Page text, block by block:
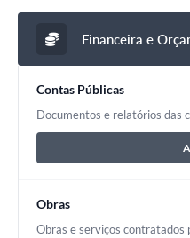
Financeira e
Contas Públicas
Documentos e relatórios das
Obras
Obras e serviços contratados